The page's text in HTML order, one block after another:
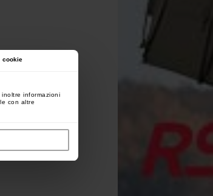
cookie
informazioni
con altre